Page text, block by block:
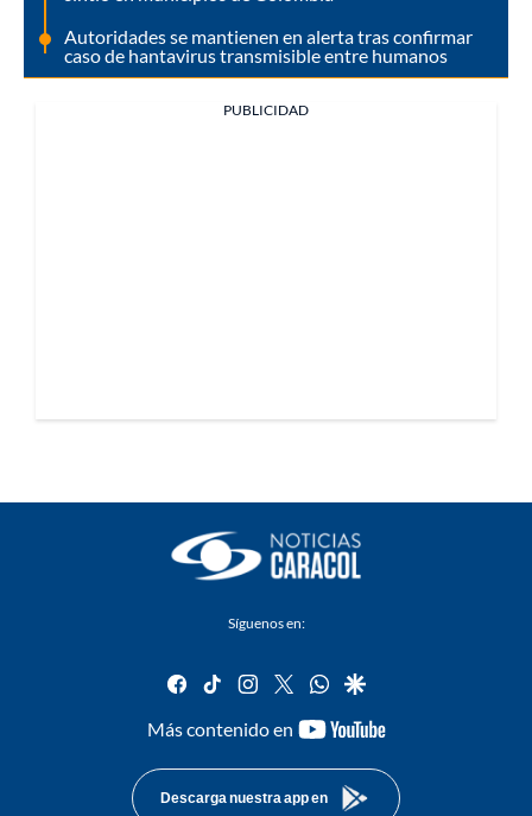
Autoridades se mantienen en alerta tras confirmar
caso de hantavirus transmisible entre humanos
PUBLICIDAD
Síguenos en:
facebook
tiktok instagram
twitterwhatsapp
google
Más contenido en
youtube-
Descarga nuestra app en